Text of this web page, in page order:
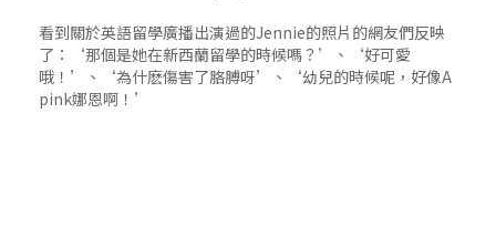
看到關於英語留學廣播出演過的Jennie的照片的網友們反映
了：‘那個是她在新西蘭留學的時候嗎？’、‘好可愛
哦！’、‘為什麽傷害了胳膊呀’、‘幼兒的時候呢，好像A
pink娜恩啊！’